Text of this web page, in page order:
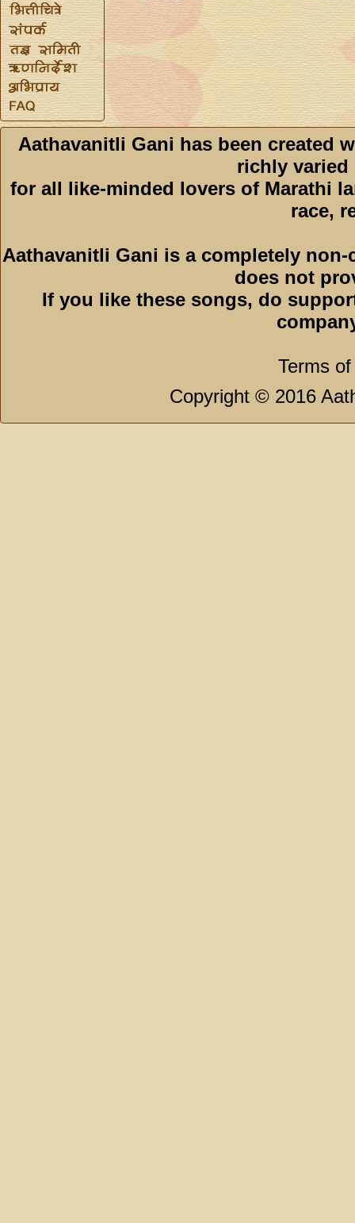
Aathavanitli Gani has been created
richly varied
for all like-minded lovers of Marathi
race,
Aathavanitli Gani is a completely
does not
If you like these songs, do
Terms
Copyright © 2016